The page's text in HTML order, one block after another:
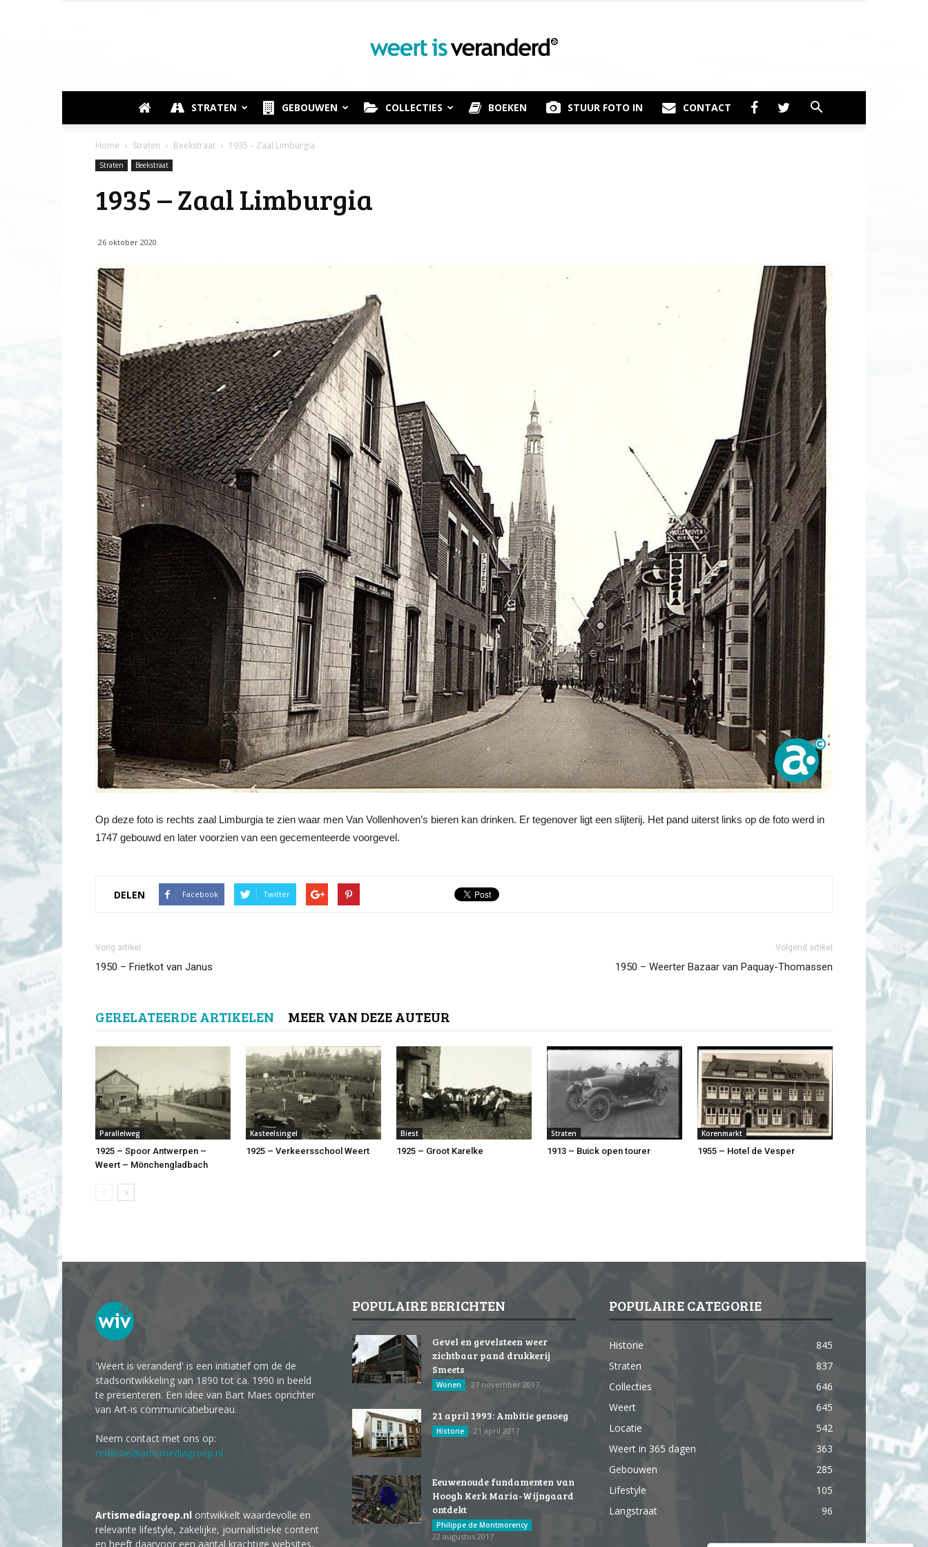
Weert
STRATEN GEBOUWEN COLLECTIES BOEKEN STUUR FOTO IN CONTACT
Home Straten Beekstraat 1935 – Zaal Limburgia
Straten Beekstraat
1935 – Zaal Limburgia
26 oktober 2020
Op deze foto is rechts zaal Limburgia te zien waar men Van Vollenhoven’s bieren kan drinken. Er tegenover ligt een slijterij. Het pand uiterst links op de foto werd in
1747 gebouwd en later voorzien van een gecementeerde voorgevel.
DELEN Facebook Twitter
Vorig artikel
1950 – Frietkot van Janus
Volgend artikel
1950 – Weerter Bazaar van Paquay-Thomassen
GERELATEERDE ARTIKELEN MEER VAN DEZE AUTEUR
Parallelweg
1925 – Spoor Antwerpen –
Weert – Mönchengladbach
Kasteelsingel
1925 – Verkeersschool Weert
Biest
1925 – Groot Karelke
Straten
1913 – Buick open tourer
Korenmarkt
1955 – Hotel de Vesper
'Weert is veranderd' is een initiatief om de de
stadsontwikkeling van 1890 tot ca. 1990 in beeld
te presenteren. Een idee van Bart Maes oprichter
van Art-is communicatiebureau.
Neem contact met ons op:
redactie@artismediagroep.nl
Artismediagroep.nl ontwikkelt waardevolle en
relevante lifestyle, zakelijke, journalistieke content
en heeft daarvoor een aantal krachtige websites,
POPULAIRE BERICHTEN
Gevel en gevelsteen weer
zichtbaar pand drukkerij
Smeets
Wonen 27 november 2017
21 april 1993: Ambitie genoeg
Historie 21 april 2017
Eeuwenoude fundamenten van
Hoogh Kerk Maria-Wijngaard
ontdekt
Philippe de Montmorency
22 augustus 2017
POPULAIRE CATEGORIE
Historie
845
Straten
837
Collecties
646
Weert
645
Locatie
542
Weert in 365 dagen
363
Gebouwen
285
Lifestyle
105
Langstraat
96